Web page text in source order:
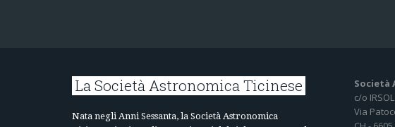
La Società Astronomica Ticinese
Nata negli Anni Sessanta, la Società Astronomica
Società
c/o IRSOL
Via